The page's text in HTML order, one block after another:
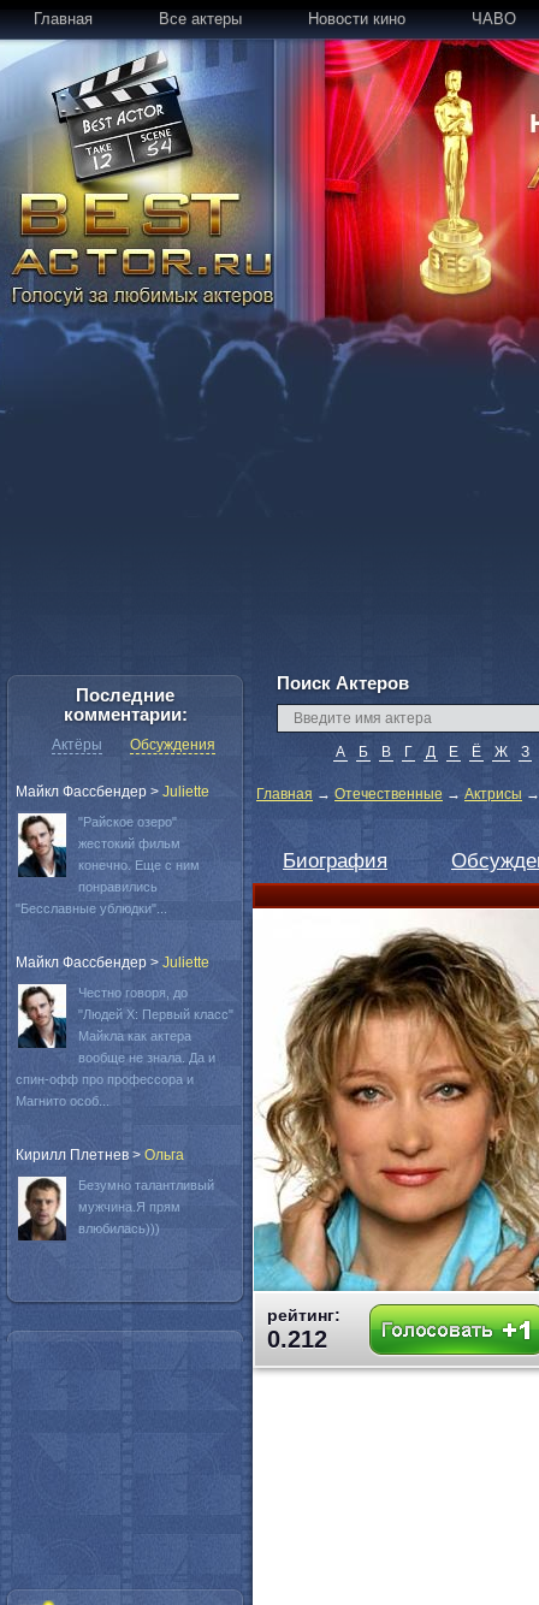
Главная Все актеры Новости кино ЧАВО
Поиск Актеров
А Б В Г Д Е Ё Ж З
Главная → Отечественные → Актрисы
Биография
рейтинг:
0.212
Последние
комментарии:
Актёры Обсуждения
Майкл Фассбендер > Juliette
"Райское озеро"
жестокий фильм
конечно. Еще с ним
понравились
"Бесславные ублюдки"...
Майкл Фассбендер > Juliette
Честно говоря, до
"Людей Х: Первый класс"
Майкла как актера
вообще не знала. Да и
спин-офф про профессора и
Магнито особ...
Кирилл Плетнев > Oльга
Безумно талантливый
мужчина.Я прям
влюбилась)))